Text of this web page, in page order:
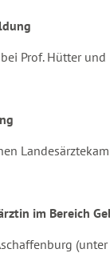
Prof. Hütter
im Bereich